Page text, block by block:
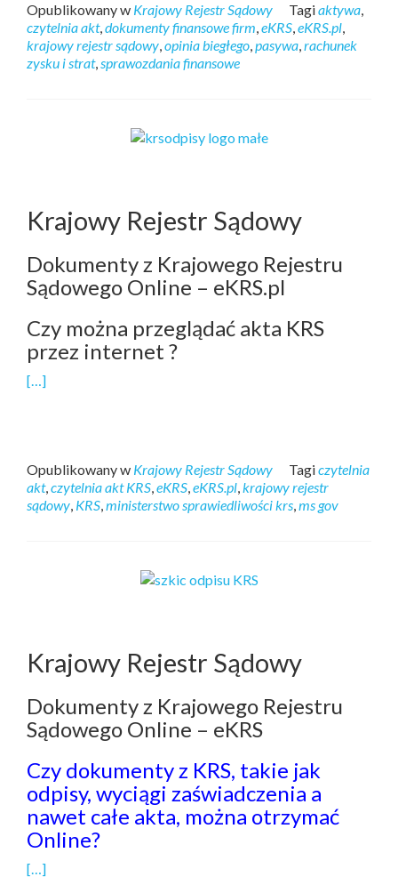
Opublikowany w Krajowy Rejestr Sądowy Tagiaktywa,
czytelnia akt,dokumenty finansowe firm,eKRS,eKRS.pl,
krajowy rejestr sądowy,opinia biegłego,pasywa,rachunek
zysku i strat,sprawozdania finansowe
Krajowy Rejestr Sądowy
Dokumenty z Krajowego Rejestru
Sądowego Online – eKRS.pl
Czy można przeglądać akta KRS
przez internet ?
[…]
Opublikowany w Krajowy Rejestr Sądowy Tagiczytelnia
akt,czytelnia akt KRS,eKRS,eKRS.pl,krajowy rejestr
sądowy, KRS,ministerstwo sprawiedliwości krs,ms gov
Krajowy Rejestr Sądowy
Dokumenty z Krajowego Rejestru
Sądowego Online – eKRS
Czy dokumenty z KRS, takie jak
odpisy, wyciągi zaświadczenia a
nawet całe akta, można otrzymać
Online?
[…]